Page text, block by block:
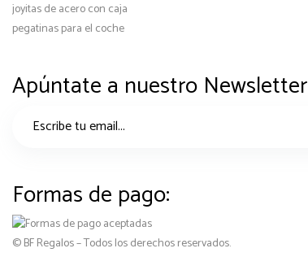
joyitas de acero con caja
pegatinas para el coche
Apúntate a nuestro Newsletter
Formas de pago:
© BF Regalos – Todos los derechos reservados.